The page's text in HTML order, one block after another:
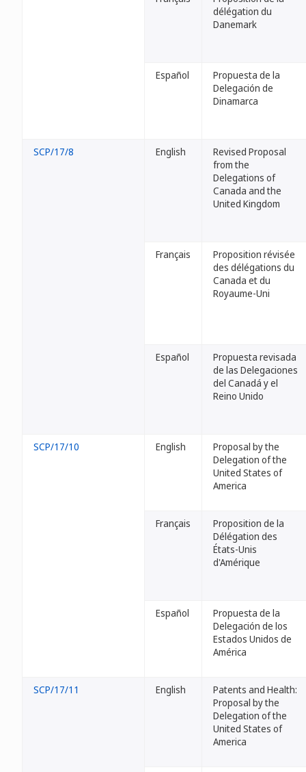
délégation du
Danemark
Español
Propuesta de la
Delegación de
Dinamarca
SCP/17/8 English
Revised Proposal
from the
Delegations of
Canada and the
United Kingdom
Français
Proposition révisée
des délégations du
Canada et du
Royaume-Uni
Español
Propuesta revisada
de las Delegaciones
del Canadá y el
Reino Unido
SCP/17/10 English
Proposal by the
Delegation of the
United States of
America
Français
Proposition de la
Délégation des
États-Unis
d'Amérique
Español
Propuesta de la
Delegación de los
Estados Unidos de
América
SCP/17/11 English
Patents and Health:
Proposal by the
Delegation of the
United States of
America